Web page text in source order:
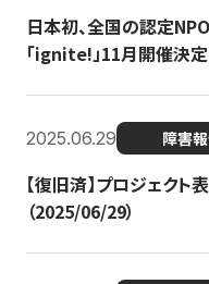
日本初、全国の認定
「ignite!」11月開催決定
2025.06.29 障害
【復旧済】プロジェク
（2025/06/29）